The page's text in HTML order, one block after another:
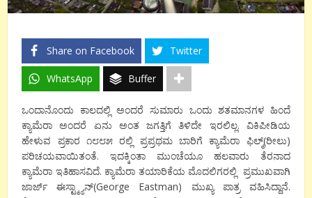
Share on Facebook Twitter
WhatsApp Buffer
ಒಂದಾನೊಂದು ಕಾಲದಲ್ಲಿ ಅಂದರೆ ಸುಮಾರು ಒಂದು ಶತಮಾನಗಳ ಹಿಂದೆ
ಕ್ಯಾಮೆರಾ ಅಂದರೆ ಏನು ಅಂತ‌ ಜಗತ್ತಿಗೆ‌‌ ತಿಳಿದೇ ಇರಲಿಲ್ಲ. ವಿಕಿಪೀಡಿಯ
ಹೇಳುವ ಪ್ರಕಾರ ೧೮೮೫ ರಲ್ಲಿ ಪ್ರಪ್ರಥಮ ಬಾರಿಗೆ ಕ್ಯಾಮೆರಾ ಫಿಲ್ಮ್(ರೀಲು)
ಪರಿಚಯವಾಯಿತಂತೆ.‌ ಇದಕ್ಕಿಂತಾ ಮುಂಚೆಯೂ ಹಲವಾರು ತೆರನಾದ
ಕ್ಯಾಮೆರಾ ಇತಿಹಾಸವಿದೆ. ಕ್ಯಾಮೆರಾ ತಯಾರಿಕೆಯ ಮೊದಲಿಗರಲ್ಲಿ ಪ್ರಮುಖವಾಗಿ
ಜಾರ್ಜ್ ಈಸ್ಟ್ಮ್ಯಾನ್(George Eastman)
ಮುಖ್ಯ ಪಾತ್ರ ವಹಿಸಿದ್ದಾನೆ.